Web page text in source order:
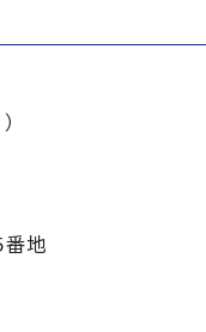
番地